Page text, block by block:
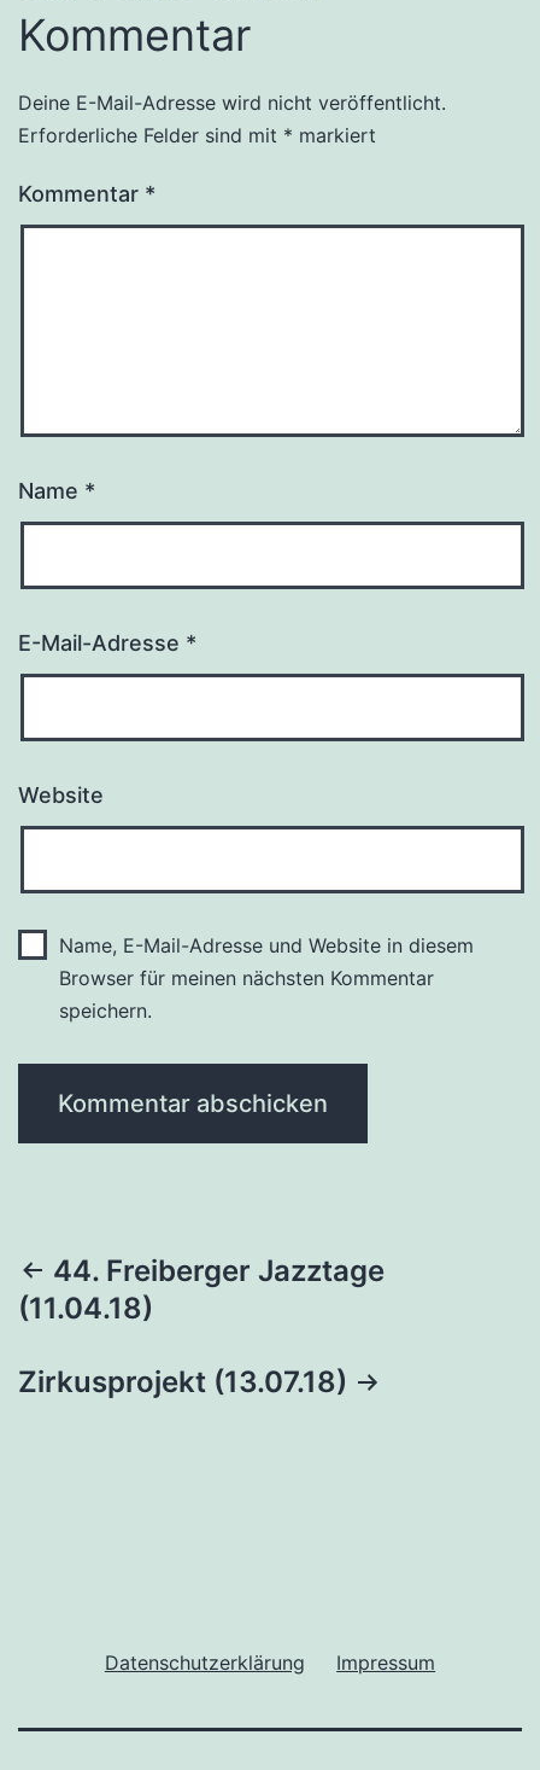
Kommentar
Deine E-Mail-Adresse wird nicht veröffentlicht.
Erforderliche Felder sind mit * markiert
Kommentar *
Name *
E-Mail-Adresse *
Website
Name, E-Mail-Adresse und Website in diesem
Browser für meinen nächsten Kommentar
speichern.
Beitragsnavigation
44. Freiberger Jazztage
(11.04.18)
Zirkusprojekt (13.07.18)
Datenschutzerklärung Impressum